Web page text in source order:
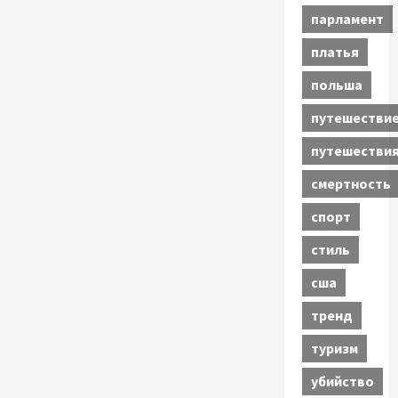
парламент
платья
польша
смертность
спорт
стиль
сша
тренд
туризм
убийство